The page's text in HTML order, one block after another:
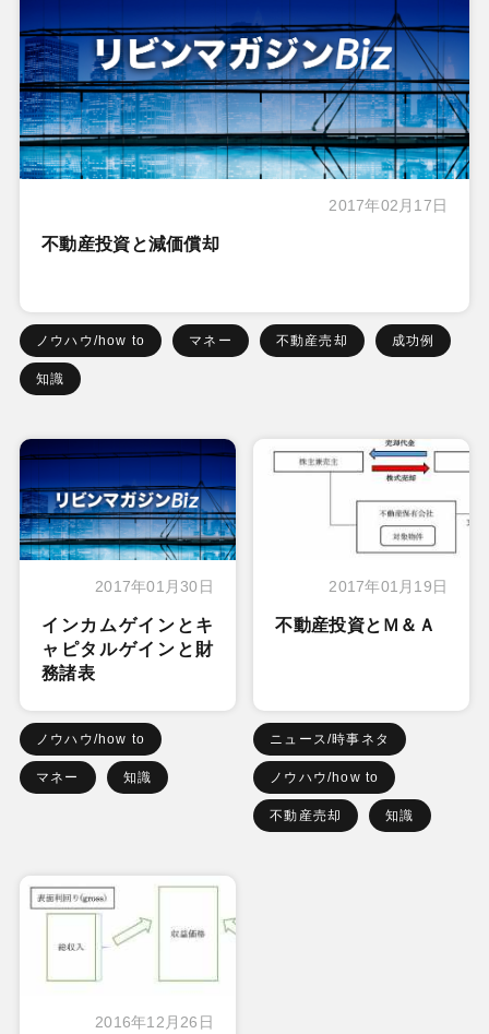
2017年02月17日
不動産投資と減価償却
ノウハウ/how to マネー 不動産売却 成功例
知識
2017年01月30日
インカムゲインとキ
ャピタルゲインと財
務諸表
ノウハウ/how to
マネー 知識
2017年01月19日
不動産投資とＭ＆Ａ
ニュース/時事ネタ
ノウハウ/how to
不動産売却 知識
2016年12月26日